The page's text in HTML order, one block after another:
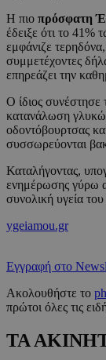
Η πιο πρόσφατη
έδειξε ότι το
εμφάνιζε
συμμετέχοντες
επηρεάζει την
Ο ίδιος συνέστησε
κατανάλωση
οδοντόβουρτσας
συσσωρεύονται
Καταλήγοντας,
ενημέρωσης γύρω
συνολική υγεία
ygeiamou.gr
Εγγραφή στο
Ακολουθήστε το
πρώτοι όλες τις
ΤΑ